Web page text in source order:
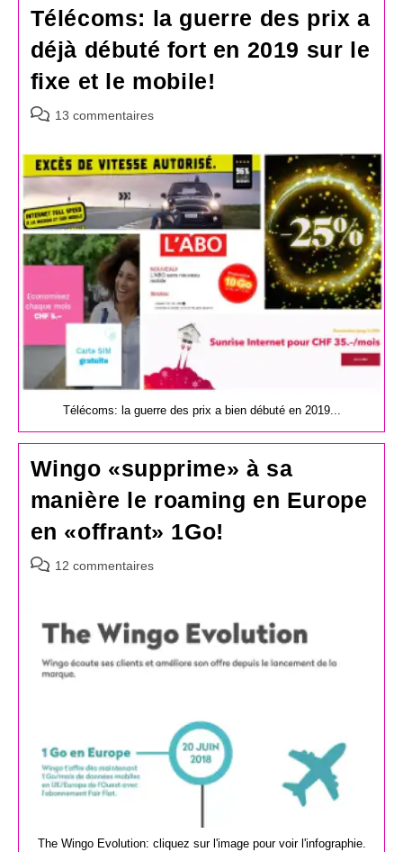
Télécoms: la guerre des prix a
déjà débuté fort en 2019 sur le
fixe et le mobile!
Commentaires
la
publication :
13 commentaires
Télécoms: la guerre des prix a bien débuté en 2019...
Wingo «supprime» à sa
manière le roaming en Europe
en «offrant» 1Go!
Commentaires
publication :
12 commentaires
The Wingo Evolution: cliquez sur l'image pour voir l'infographie.